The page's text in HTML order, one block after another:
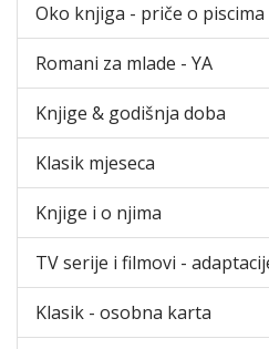
Oko knjiga - priče o
Romani za mlade - YA
Knjige & godišnja doba
Klasik mjeseca
Knjige i o njima
TV serije i filmovi -
Klasik - osobna karta